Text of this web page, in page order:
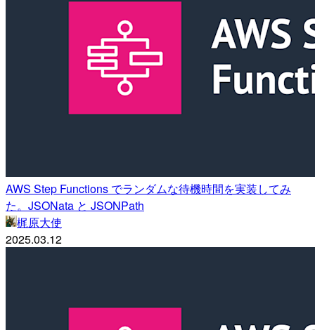
AWS Step Functions でランダムな待機時間を実装してみ
た。JSONata と JSONPath
梶原大使
2025.03.12